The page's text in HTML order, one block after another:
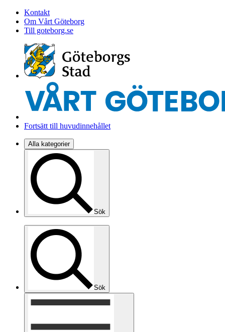
Kontakt
Om Vårt Göteborg
Till goteborg.se
Fortsätt till huvudinnehållet
Alla kategorier
Sök
Sök